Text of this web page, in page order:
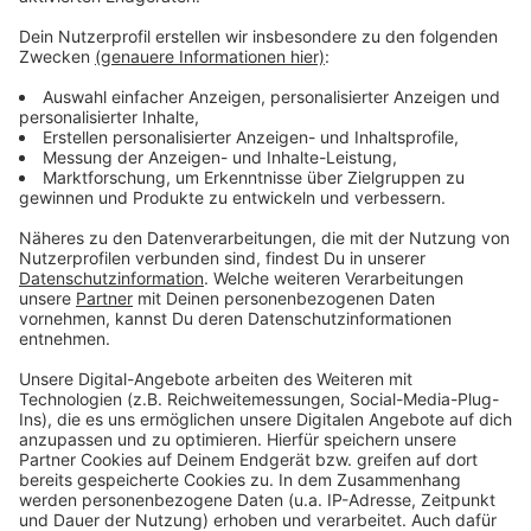
Anzeige
Die Aktion Lichtblicke ist die Hilfsaktion von RADIO
RST und den anderen NRW-Lokalradios, den
Caritasverbänden in NRW und der Diakonie Rheinland-
Westfalen-Lippe. Sie unterstützt seit mehr als 20
Jahren Kinder, Jugendliche und ihre Familien, die ohne
eigenes Verschulden in Not geraten sind. Zur
Homepage von Lichtblicke geht eshier.
Anzeige
Anzeige